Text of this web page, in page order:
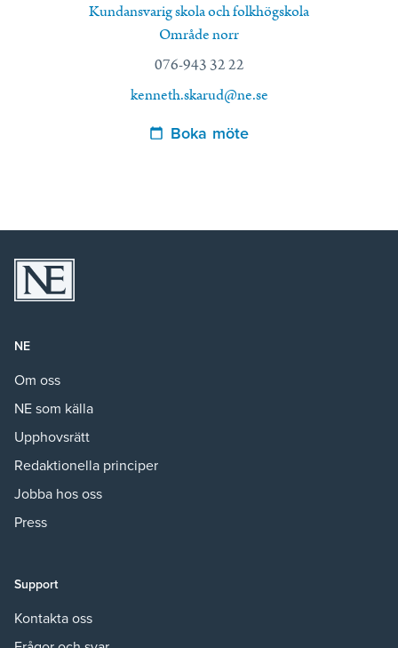
Kundansvarig skola och folkhögskola
Område norr
076-943 32 22
kenneth.skarud@ne.se
Boka möte
NE
Om oss
NE som källa
Upphovsrätt
Redaktionella principer
Jobba hos oss
Press
Support
Kontakta oss